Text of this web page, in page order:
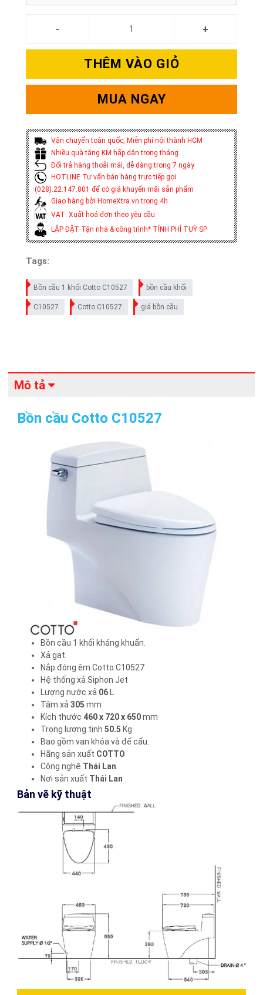
THÊM VÀO GIỎ
MUA NGAY
Vận chuyển toàn quốc, Miễn phí nội thành HCM
Nhiều quà tặng KM hấp dẫn trong tháng.
Đổi trả hàng thoải mái, dễ dàng trong 7 ngày
HOTLINE Tư vấn bán hàng trực tiếp gọi
(028).22.147.801 để có giá khuyến mãi sản phẩm
Giao hàng bởi HomeXtra.vn trong 4h
VAT: Xuất hoá đơn theo yêu cầu
LẮP ĐẶT Tận nhà & công trình* TÍNH PHÍ TUỲ SP
Tags:
Bồn cầu 1 khối Cotto C10527 bồn cầu khối
C10527 Cotto C10527 giá bồn cầu
Mô tả
Bồn cầu Cotto C10527
Bồn cầu 1 khối kháng khuẩn.
Xả gạt.
Nắp đóng êm Cotto C10527
Hệ thống xả Siphon Jet
Lượng nước xả 06L
Tâm xả 305 mm
Kích thước 460 x 720 x 650mm
Trọng lượng tịnh 50.5 Kg
Bao gồm van khóa và đế cẩu.
Hãng sản xuất COTTO
Công nghệ Thái Lan
Nơi sản xuất Thái Lan
Bản vẽ kỹ thuật